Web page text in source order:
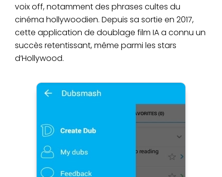
voix off, notamment des phrases cultes du
cinéma hollywoodien. Depuis sa sortie en 2017,
cette application de doublage film IA a connu un
succès retentissant, même parmi les stars
d’Hollywood.